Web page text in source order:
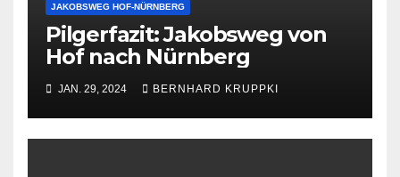
JAKOBSWEG HOF-NÜRNBERG
Pilgerfazit: Jakobsweg von
Hof nach Nürnberg
JAN. 29, 2024 BERNHARD KRUPPKI